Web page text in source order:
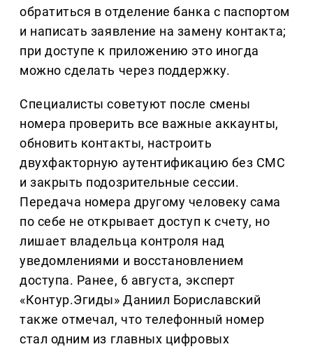
обратиться в отделение банка с паспортом
и написать заявление на замену контакта;
при доступе к приложению это иногда
можно сделать через поддержку.
Специалисты советуют после смены
номера проверить все важные аккаунты,
обновить контакты, настроить
двухфакторную аутентификацию без СМС
и закрыть подозрительные сессии.
Передача номера другому человеку сама
по себе не открывает доступ к счету, но
лишает владельца контроля над
уведомлениями и восстановлением
доступа. Ранее, 6 августа, эксперт
«Контур.Эгиды» Даниил Бориславский
также отмечал, что телефонный номер
стал одним из главных цифровых